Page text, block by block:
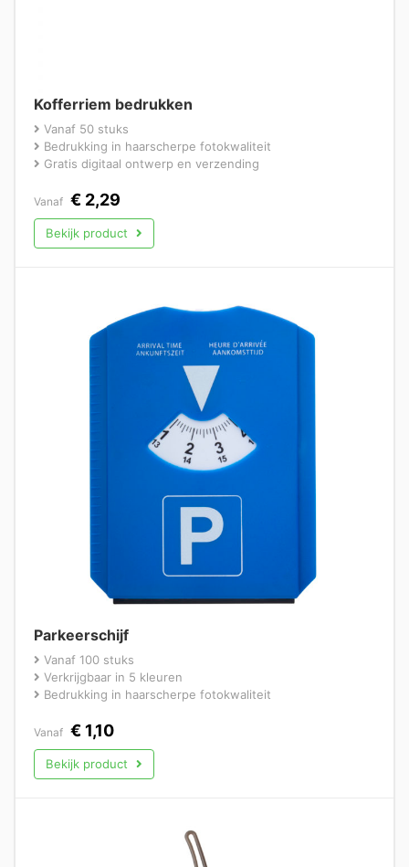
Kofferriem bedrukken
Vanaf 50 stuks
Bedrukking in haarscherpe fotokwaliteit
Gratis digitaal ontwerp en verzending
Vanaf € 2,29
Bekijk product
Parkeerschijf
Vanaf 100 stuks
Verkrijgbaar in 5 kleuren
Bedrukking in haarscherpe fotokwaliteit
Vanaf € 1,10
Bekijk product